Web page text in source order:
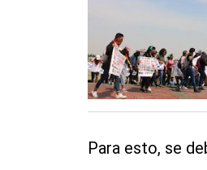
Para esto, se